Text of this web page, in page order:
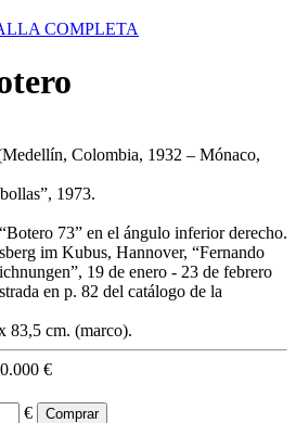
COMPLETA
Colombia, 1932 – Mónaco,
1973.
73” en el ángulo inferior derecho.
im Kubus, Hannover, “Fernando
19 de enero - 23 de febrero
en p. 82 del catálogo de la
83,5 cm. (marco).
€
€